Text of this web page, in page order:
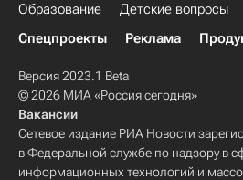
Образование Детские вопросы
Спецпроекты
Реклама
Версия 2023.1 Beta
© 2026 МИА «Россия сегодня»
Вакансии
Сетевое издание РИА Новости
в Федеральной службе по надзору в
информационных технологий и